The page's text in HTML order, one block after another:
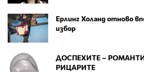
Ерлинг Холанд отново
избор
ДОСПЕХИТЕ –
РИЦАРИТЕ